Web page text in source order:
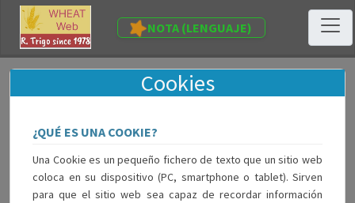
NOTA (LENGUAJE)
Cookies
¿QUÉ ES UNA COOKIE?
Una Cookie es un pequeño fichero de texto que un sitio web
coloca en su dispositivo (PC, smartphone o tablet). Sirven
para que el sitio web sea capaz de recordar información